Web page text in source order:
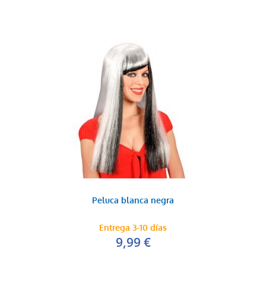
Peluca blanca negra
Entrega 3-10 días
9,99 €